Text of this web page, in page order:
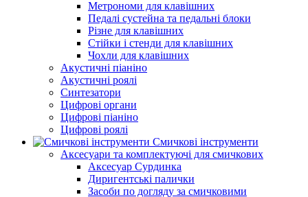
Метрономи для клавішних
Педалі сустейна та педальні блоки
Різне для клавішних
Стійки і стенди для клавішних
Чохли для клавішних
Акустичні піаніно
Акустичні роялі
Синтезатори
Цифрові органи
Цифрові піаніно
Цифрові роялі
Смичкові інструменти
Аксесуари та комплектуючі для смичкових
Аксесуар Сурдинка
Диригентські палички
Засоби по догляду за смичковими